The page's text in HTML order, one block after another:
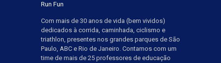
Run Fun
Com mais de 30 anos de vida (bem vividos)
dedicados à corrida, caminhada, ciclismo e
triathlon, presentes nos grandes parques de São
Paulo, ABC e Rio de Janeiro. Contamos com um
time de mais de 25 professores de educação